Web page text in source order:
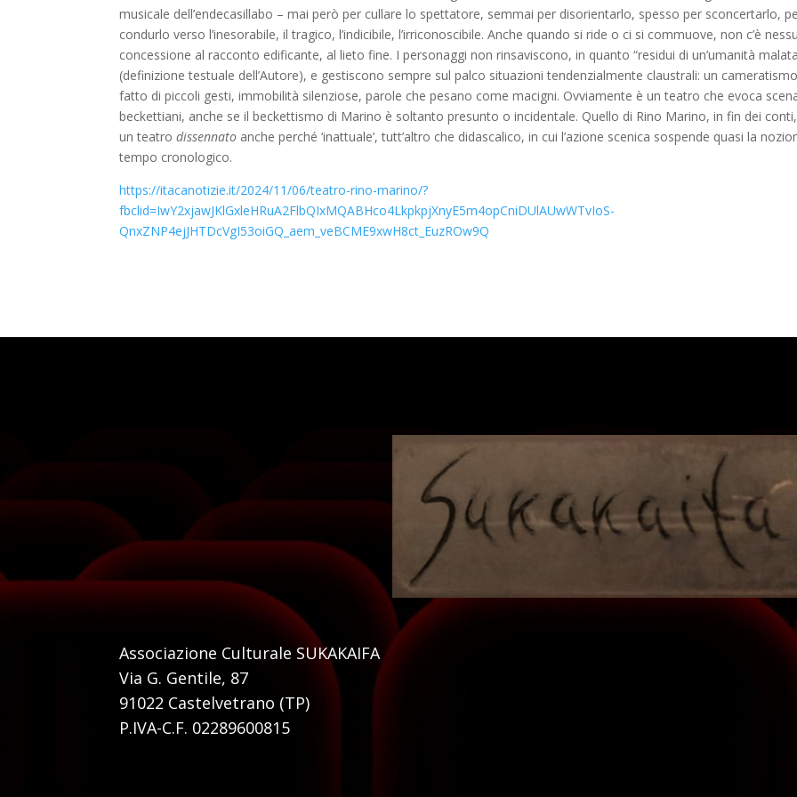
musicale dell’endecasillabo – mai però per cullare lo spettatore, semmai per disorientarlo, spesso per sconcertarlo,
condurlo verso l’inesorabile, il tragico, l’indicibile, l’irriconoscibile. Anche quando si ride o ci si commuove, non c’è
concessione al racconto edificante, al lieto fine. I personaggi non rinsaviscono, in quanto “residui di un’umanità
(definizione testuale dell’Autore), e gestiscono sempre sul palco situazioni tendenzialmente claustrali: un cameratismo
fatto di piccoli gesti, immobilità silenziose, parole che pesano come macigni. Ovviamente è un teatro che evoca
beckettiani, anche se il beckettismo di Marino è soltanto presunto o incidentale. Quello di Rino Marino, in fin dei
un teatrodissennato anche perché ‘inattuale’, tutt’altro che didascalico, in cui l’azione scenica sospende quasi la
tempo cronologico.
https://itacanotizie.it/2024/11/06/teatro-rino-marino/?
fbclid=IwY2xjawJKlGxleHRuA2FlbQIxMQABHco4LkpkpjXnyE5m4opCniDUlAUwWTvIoS-
QnxZNP4ejJHTDcVgI53oiGQ_aem_veBCME9xwH8ct_EuzROw9Q
Associazione Culturale SUKAKAIFA
Via G. Gentile, 87
91022 Castelvetrano (TP)
P.IVA-C.F. 02289600815